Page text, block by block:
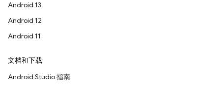
Android 13
Android 12
Android 11
文档和下载
Android Studio 指南